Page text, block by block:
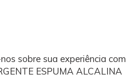
sobre sua experiência com
ESPUMA ALCALINA